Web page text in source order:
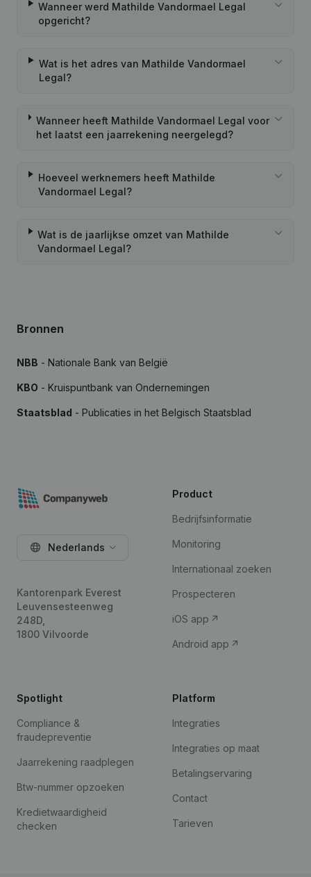
Wanneer werd Mathilde Vandormael Legal
opgericht?
Wat is het adres van Mathilde Vandormael
Legal?
Wanneer heeft Mathilde Vandormael Legal voor
het laatst een jaarrekening neergelegd?
Hoeveel werknemers heeft Mathilde
Vandormael Legal?
Wat is de jaarlijkse omzet van Mathilde
Vandormael Legal?
Bronnen
NBB - Nationale Bank van België
KBO - Kruispuntbank van Ondernemingen
Staatsblad - Publicaties in het Belgisch Staatsblad
Nederlands
Kantorenpark Everest
Leuvensesteenweg
248D,
1800 Vilvoorde
Product
Bedrijfsinformatie
Monitoring
Internationaal zoeken
Prospecteren
iOS app
Android app
Spotlight
Compliance &
fraudepreventie
Jaarrekening raadplegen
Btw-nummer opzoeken
Kredietwaardigheid
checken
Platform
Integraties
Integraties op maat
Betalingservaring
Contact
Tarieven